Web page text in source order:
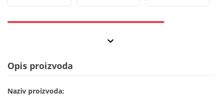
Opis proizvoda
Naziv proizvoda: